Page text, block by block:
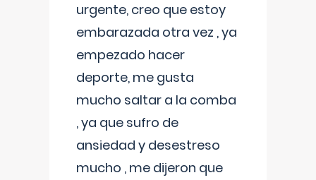
urgente, creo que estoy
embarazada otra vez , ya
empezado hacer
deporte, me gusta
mucho saltar a la comba
, ya que sufro de
ansiedad y desestreso
mucho , me dijeron que